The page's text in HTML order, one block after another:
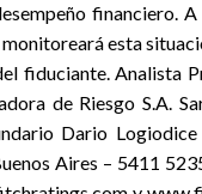
financiero.
esta
fiduciante. Analista
de Riesgo S.A.
Dario
Aires – 5411